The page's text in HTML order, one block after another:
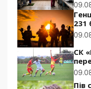
231
СК
Пів